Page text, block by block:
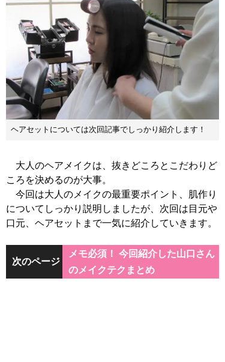
ヘアセットについては次回記事でしっかり紹介します！
大人のヘアメイクは、抜きどころとこだわりど
ころを決めるのが大事。
今回は大人のメイクの最重要ポイント、肌作り
についてしっかり説明しましたが、次回は目元や
口元、ヘアセットまで一気に紹介していきます。
次のページ
メモ必須！ 今回紹介した山口さん
のメイクテクまとめ